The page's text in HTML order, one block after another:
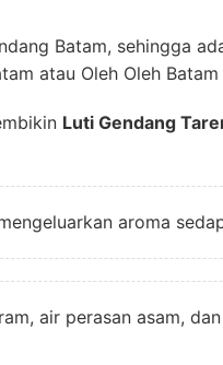
Batam, sehingga
atau Oleh Oleh Batam
Luti Gendang
aroma
air perasan asam,